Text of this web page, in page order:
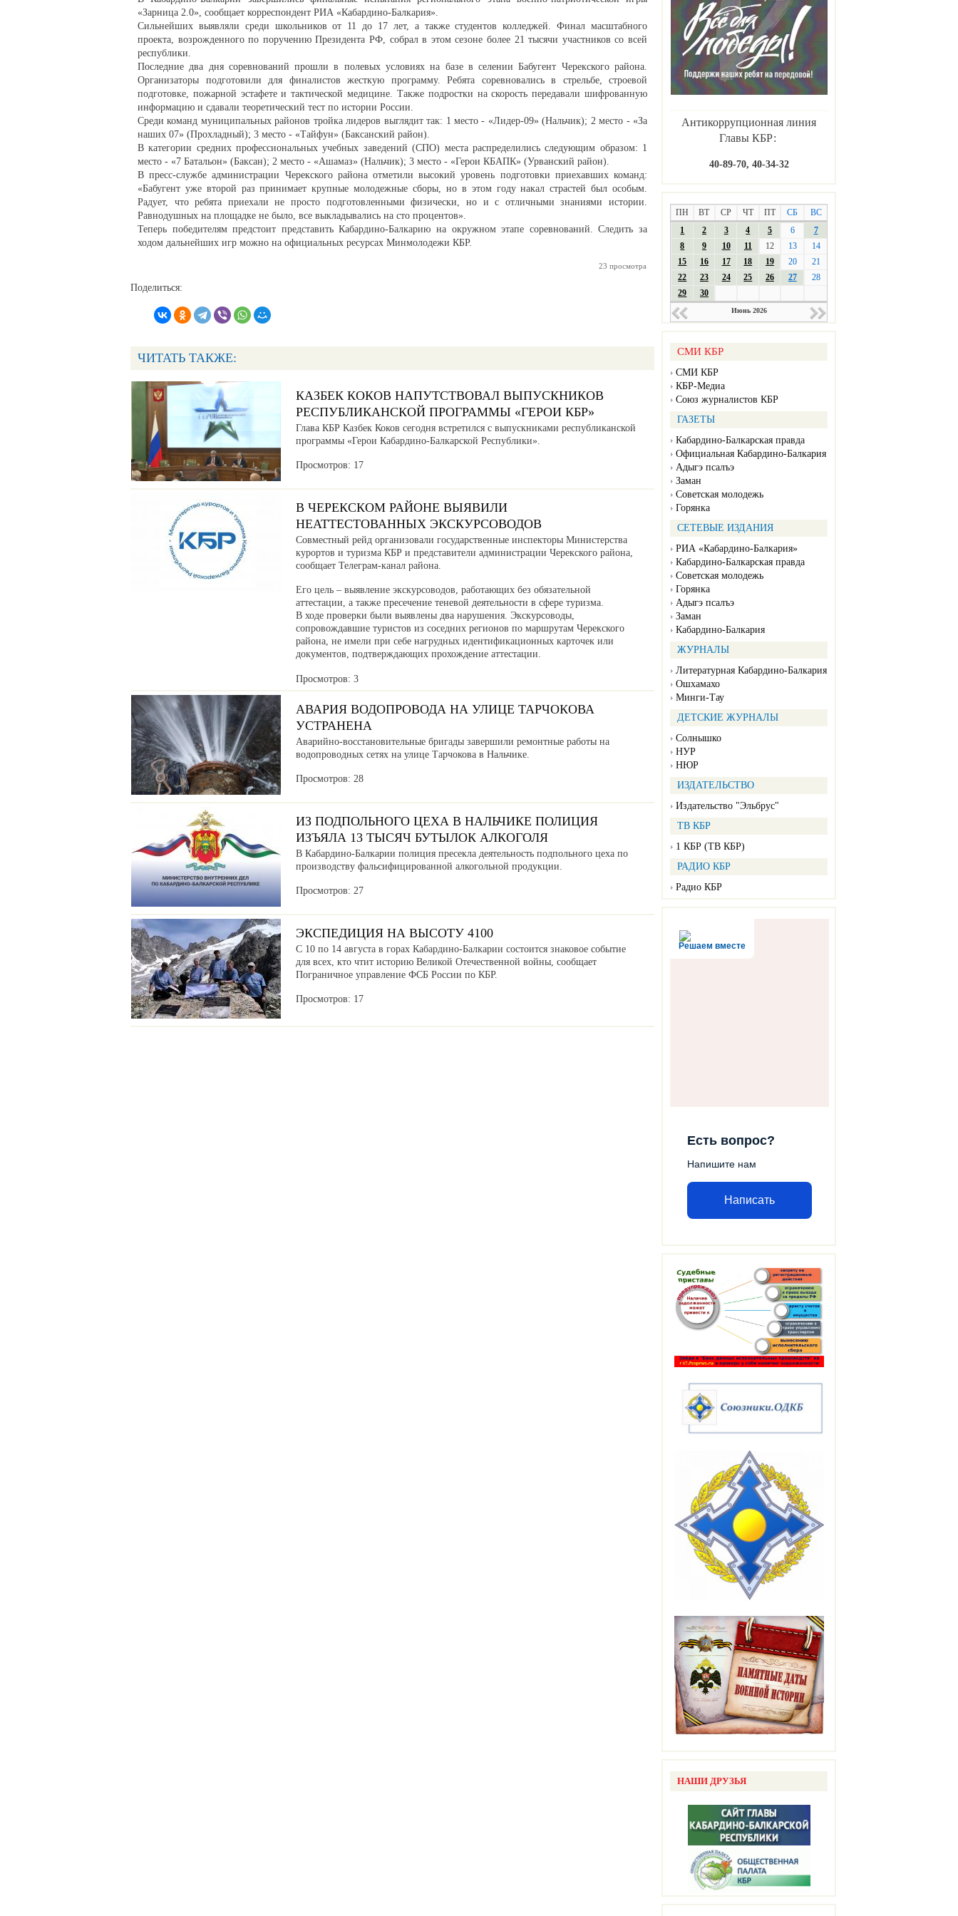
Антикоррупционная линия
Главы КБР:
40-89-70, 40-34-32
ПН ВТ СР ЧТ ПТ СБ
ВС
1
2 3 4 5 6
7
8
9 10 11 12 13
14
15
16 17 18 19 20
21
22
23 24 25 26 27
28
29
30
Июнь 2026
СМИ КБР
СМИ КБР
КБР-Медиа
Союз журналистов КБР
ГАЗЕТЫ
Кабардино-Балкарская правда
Официальная Кабардино-Балкария
Адыгэ псалъэ
Заман
Советская молодежь
Горянка
СЕТЕВЫЕ ИЗДАНИЯ
РИА «Кабардино-Балкария»
Кабардино-Балкарская правда
Советская молодежь
Горянка
Адыгэ псалъэ
Заман
Кабардино-Балкария
ЖУРНАЛЫ
Литературная Кабардино-Балкария
Ошхамахо
Минги-Тау
ДЕТСКИЕ ЖУРНАЛЫ
Солнышко
НУР
НЮР
ИЗДАТЕЛЬСТВО
Издательство "Эльбрус"
ТВ КБР
1 КБР (ТВ КБР)
РАДИО КБР
Радио КБР
Решаем вместе
Есть вопрос?
Напишите нам
Написать
НАШИ ДРУЗЬЯ
«Зарница 2.0», сообщает корреспондент РИА «Кабардино-Балкария».
Сильнейших выявляли среди школьников от 11 до 17 лет, а также студентов колледжей. Финал масштабного
проекта, возрожденного по поручению Президента РФ, собрал в этом сезоне более 21 тысячи участников со всей
республики.
Последние два дня соревнований прошли в полевых условиях на базе в селении Бабугент Черекского района.
Организаторы подготовили для финалистов жесткую программу. Ребята соревновались в стрельбе, строевой
подготовке, пожарной эстафете и тактической медицине. Также подростки на скорость передавали шифрованную
информацию и сдавали теоретический тест по истории России.
Среди команд муниципальных районов тройка лидеров выглядит так: 1 место - «Лидер-09» (Нальчик); 2 место - «За
наших 07» (Прохладный); 3 место - «Тайфун» (Баксанский район).
В категории средних профессиональных учебных заведений (СПО) места распределились следующим образом: 1
место - «7 Батальон» (Баксан); 2 место - «Ашамаз» (Нальчик); 3 место - «Герои КБАПК» (Урванский район).
В пресс-службе администрации Черекского района отметили высокий уровень подготовки приехавших команд:
«Бабугент уже второй раз принимает крупные молодежные сборы, но в этом году накал страстей был особым.
Радует, что ребята приехали не просто подготовленными физически, но и с отличными знаниями истории.
Равнодушных на площадке не было, все выкладывались на сто процентов».
Теперь победителям предстоит представить Кабардино-Балкарию на окружном этапе соревнований. Следить за
ходом дальнейших игр можно на официальных ресурсах Минмолодежи КБР.
23 просмотра
Поделиться:
ЧИТАТЬ ТАКЖЕ:
КАЗБЕК КОКОВ НАПУТСТВОВАЛ ВЫПУСКНИКОВ
РЕСПУБЛИКАНСКОЙ ПРОГРАММЫ «ГЕРОИ КБР»
Глава КБР Казбек Коков сегодня встретился с выпускниками республиканской
программы «Герои Кабардино-Балкарской Республики».
Просмотров: 17
В ЧЕРЕКСКОМ РАЙОНЕ ВЫЯВИЛИ
НЕАТТЕСТОВАННЫХ ЭКСКУРСОВОДОВ
Совместный рейд организовали государственные инспекторы Министерства
курортов и туризма КБР и представители администрации Черекского района,
сообщает Телеграм-канал района.
Его цель – выявление экскурсоводов, работающих без обязательной
аттестации, а также пресечение теневой деятельности в сфере туризма.
В ходе проверки были выявлены два нарушения. Экскурсоводы,
сопровождавшие туристов из соседних регионов по маршрутам Черекского
района, не имели при себе нагрудных идентификационных карточек или
документов, подтверждающих прохождение аттестации.
Просмотров: 3
АВАРИЯ ВОДОПРОВОДА НА УЛИЦЕ ТАРЧОКОВА
УСТРАНЕНА
Аварийно-восстановительные бригады завершили ремонтные работы на
водопроводных сетях на улице Тарчокова в Нальчике.
Просмотров: 28
ИЗ ПОДПОЛЬНОГО ЦЕХА В НАЛЬЧИКЕ ПОЛИЦИЯ
ИЗЪЯЛА 13 ТЫСЯЧ БУТЫЛОК АЛКОГОЛЯ
В Кабардино-Балкарии полиция пресекла деятельность подпольного цеха по
производству фальсифицированной алкогольной продукции.
Просмотров: 27
ЭКСПЕДИЦИЯ НА ВЫСОТУ 4100
С 10 по 14 августа в горах Кабардино-Балкарии состоится знаковое событие
для всех, кто чтит историю Великой Отечественной войны, сообщает
Пограничное управление ФСБ России по КБР.
Просмотров: 17